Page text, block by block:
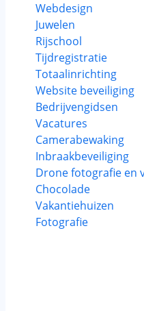
Webdesign
Juwelen
Rijschool
Tijdregistratie
Totaalinrichting
Website beveiliging
Bedrijvengidsen
Vacatures
Camerabewaking
Inbraakbeveiliging
Drone fotografie en
Chocolade
Vakantiehuizen
Fotografie